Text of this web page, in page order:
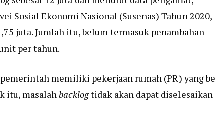
Sosial Ekonomi Nasional (Susenas) Tahun 2020,
juta. Jumlah itu, belum termasuk penambahan
per tahun.
memiliki pekerjaan rumah (PR) yang
itu, masalahbacklogtidak akan dapat diselesaikan